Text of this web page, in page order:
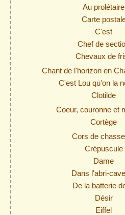
Au prolétaire
Carte
C'est
Chef de
Chevaux de
Chant de l'horizon en
C'est Lou qu'on la
Clotilde
Coeur, couronne et
Cortège
Cors de
Crépuscule
Dame
Dans l'abri-
De la batterie
Désir
Eiffel